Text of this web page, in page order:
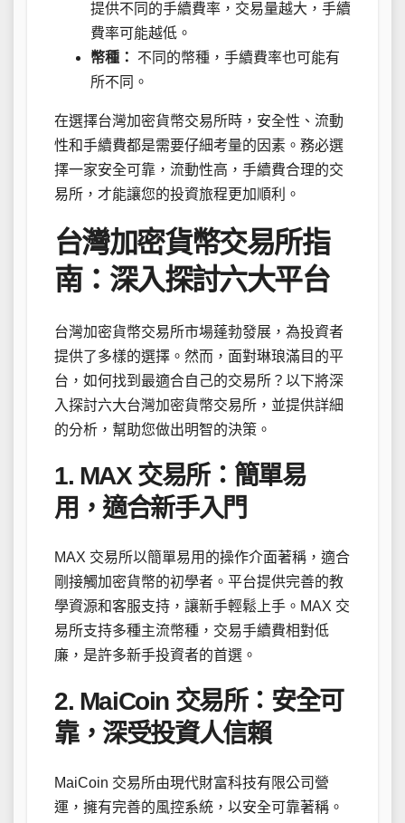
提供不同的手續費率，交易量越大，手續
費率可能越低。
幣種：
不同的幣種，手續費率也可能有
所不同。
在選擇台灣加密貨幣交易所時，安全性、流動
性和手續費都是需要仔細考量的因素。務必選
擇一家安全可靠，流動性高，手續費合理的交
易所，才能讓您的投資旅程更加順利。
台灣加密貨幣交易所指
南：深入探討六大平台
台灣加密貨幣交易所市場蓬勃發展，為投資者
提供了多樣的選擇。然而，面對琳琅滿目的平
台，如何找到最適合自己的交易所？以下將深
入探討六大台灣加密貨幣交易所，並提供詳細
的分析，幫助您做出明智的決策。
1. MAX 交易所：簡單易
用，適合新手入門
MAX 交易所以簡單易用的操作介面著稱，適合
剛接觸加密貨幣的初學者。平台提供完善的教
學資源和客服支持，讓新手輕鬆上手。MAX 交
易所支持多種主流幣種，交易手續費相對低
廉，是許多新手投資者的首選。
2. MaiCoin 交易所：安全可
靠，深受投資人信賴
MaiCoin 交易所由現代財富科技有限公司營
運，擁有完善的風控系統，以安全可靠著稱。